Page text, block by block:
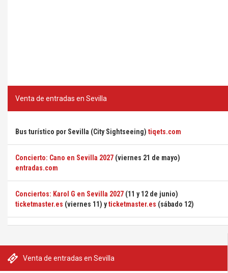
Venta de entradas en Sevilla
Venta de entradas en Sevilla
Bus turístico por Sevilla (City Sightseeing) tiqets.com
Concierto: Cano en Sevilla 2027 (viernes 21 de mayo)
entradas.com
Conciertos: Karol G en Sevilla 2027 (11 y 12 de junio)
ticketmaster.es (viernes 11) yticketmaster.es (sábado 12)